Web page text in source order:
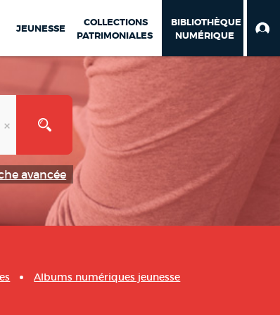
JEUNESSE
COLLECTIONS
PATRIMONIALES
BIBLIOTHÈQUE
NUMÉRIQUE
avancée
Albums numériques jeunesse